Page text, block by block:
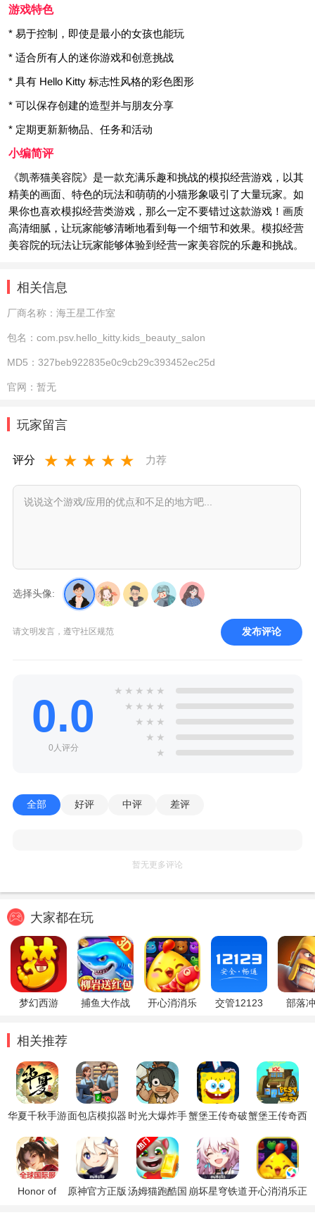
游戏特色
* 易于控制，即使是最小的女孩也能玩
* 适合所有人的迷你游戏和创意挑战
* 具有 Hello Kitty 标志性风格的彩色图形
* 可以保存创建的造型并与朋友分享
* 定期更新新物品、任务和活动
小编简评
《凯蒂猫美容院》是一款充满乐趣和挑战的模拟经营游戏，以其
精美的画面、特色的玩法和萌萌的小猫形象吸引了大量玩家。如
果你也喜欢模拟经营类游戏，那么一定不要错过这款游戏！画质
高清细腻，让玩家能够清晰地看到每一个细节和效果。模拟经营
美容院的玩法让玩家能够体验到经营一家美容院的乐趣和挑战。
相关信息
厂商名称： 海王星工作室
包名： com.psv.hello_kitty.kids_beauty_salon
MD5： 327beb922835e0c9cb29c393452ec25d
官网： 暂无
玩家留言
评分 ★ ★ ★ ★ ★ 力荐
选择头像:
请文明发言，遵守社区规范 发布评论
0.0
0人评分
★ ★ ★ ★ ★
★ ★ ★ ★
★ ★ ★
★ ★
★
全部 好评 中评 差评
暂无更多评论
大家都在玩
梦幻西游 捕鱼大作战 开心消消乐 交管12123 部落
相关推荐
华夏千秋手游面包店模拟器 时光大爆炸手蟹堡王传奇破蟹堡王传奇西
版
Honor of
原神官方正版汤姆猫跑酷国 崩坏星穹铁道开心消消乐正